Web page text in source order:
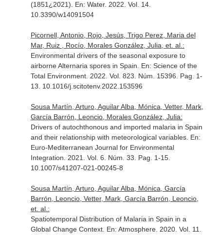
(1851¿2021). En: Water. 2022. Vol. 14.
10.3390/w14091504
Picornell, Antonio, Rojo, Jesús, Trigo Perez, Maria del
Mar, Ruiz , Rocío, Morales González, Julia, et. al.:
Environmental drivers of the seasonal exposure to
airborne Alternaria spores in Spain. En: Science of the
Total Environment. 2022. Vol. 823. Núm. 15396. Pag. 1-
13. 10.1016/j.scitotenv.2022.153596
Sousa Martín, Arturo, Aguilar Alba, Mónica, Vetter, Mark,
García Barrón, Leoncio, Morales González, Julia:
Drivers of autochthonous and imported malaria in Spain
and their relationship with meteorological variables. En:
Euro-Mediterranean Journal for Environmental
Integration . 2021. Vol. 6. Núm. 33. Pag. 1-15.
10.1007/s41207-021-00245-8
Sousa Martín, Arturo, Aguilar Alba, Mónica, García
Barrón, Leoncio, Vetter, Mark, García Barrón, Leoncio,
et. al.:
Spatiotemporal Distribution of Malaria in Spain in a
Global Change Context. En: Atmosphere. 2020. Vol. 11.